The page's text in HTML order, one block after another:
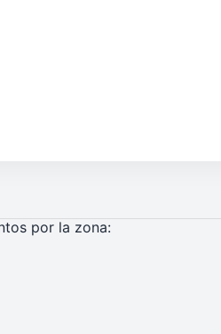
por la zona: